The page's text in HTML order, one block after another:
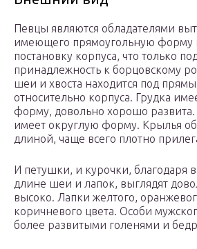
Певцы являются обладателями
имеющего прямоугольную форму
постановку корпуса, что только
принадлежность к борцовскому
шеи и хвоста находится под
относительно корпуса. Грудка
форму, довольно хорошо развита.
имеет округлую форму. Крылья
длиной, чаще всего плотно
И петушки, и курочки, благодаря
длине шеи и лапок, выглядят
высоко. Лапки желтого,
коричневого цвета. Особи
более развитыми голенями и